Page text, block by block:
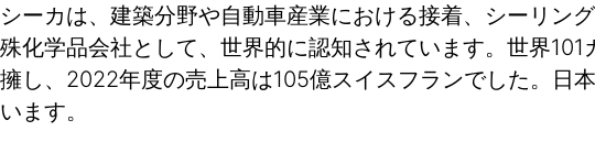
シーカは、建築分野や自動車産業における接着、シーリン
殊化学品会社として、世界的に認知されています。世界
擁し、2022年度の売上高は105億スイスフランでした。日
います。